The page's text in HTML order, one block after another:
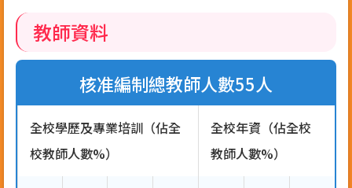
教師資料
核准編制總教師人數55人
全校學歷及專業培訓（佔全
校教師人數%）
全校年資（佔全校
教師人數%）